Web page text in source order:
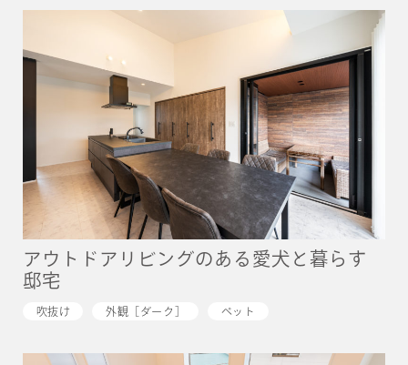
アウトドアリビングのある愛犬と暮らす
邸宅
吹抜け 外観［ダーク］ ペット